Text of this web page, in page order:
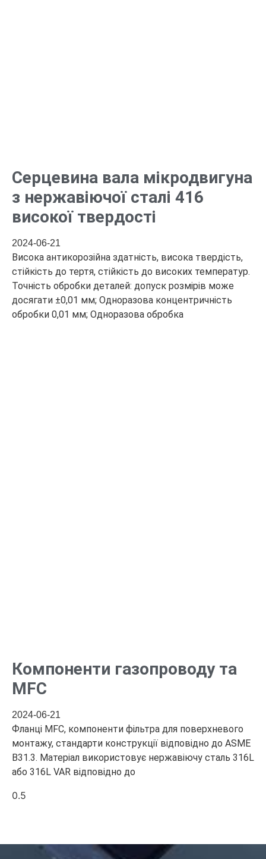
Серцевина вала мікродвигуна
з нержавіючої сталі 416
високої твердості
2024-06-21
Висока антикорозійна здатність, висока твердість,
стійкість до тертя, стійкість до високих температур.
Точність обробки деталей: допуск розмірів може
досягати ±0,01 мм; Одноразова концентричність
обробки 0,01 мм; Одноразова обробка
Компоненти газопроводу та
MFC
2024-06-21
Фланці MFC, компоненти фільтра для поверхневого
монтажу, стандарти конструкції відповідно до ASME
B31.3. Матеріал використовує нержавіючу сталь 316L
або 316L VAR відповідно до